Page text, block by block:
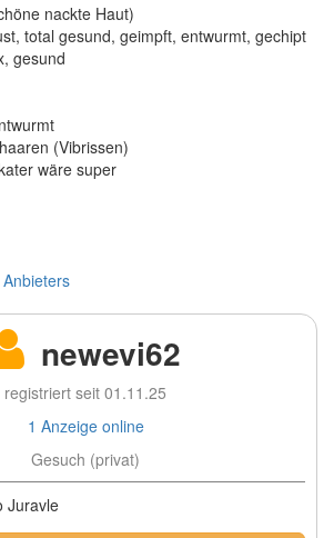
nackte Haut)
total gesund, geimpft, entwurmt, gechipt
gesund
(Vibrissen)
wäre super
newevi62
registriert seit 01.11.25
1 Anzeige online
Gesuch (privat)
Juravle